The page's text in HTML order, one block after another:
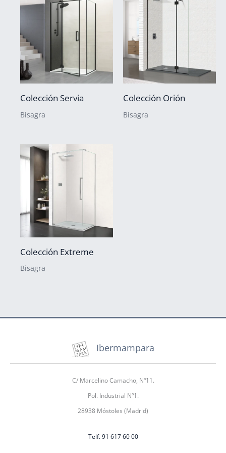
Colección Servia
Bisagra
Colección Orión
Bisagra
Colección Extreme
Bisagra
Ibermampara
C/ Marcelino Camacho, Nº11.
Pol. Industrial Nº1.
28938 Móstoles (Madrid)
Telf. 91 617 60 00